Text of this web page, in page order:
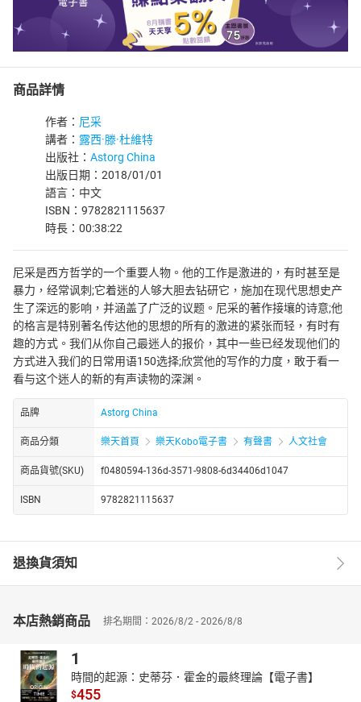
商品詳情
作者： 尼采
講者： 露西·滕·杜維特
出版社： Astorg China
出版日期：2018/01/01
語言：中文
ISBN：9782821115637
時長：00:38:22
尼采是西方哲学的一个重要人物。他的工作是激进的，有时甚至是
暴力，经常讽刺;它着迷的人够大胆去钻研它，施加在现代思想史产
生了深远的影响，并涵盖了广泛的议题。尼采的著作接壤的诗意;他
的格言是特别著名传达他的思想的所有的激进的紧张而轻，有时有
趣的方式。我们从你自己最迷人的报价，其中一些已经发现他们的
方式进入我们的日常用语150选择;欣赏他的写作的力度，敢于看一
看与这个迷人的新的有声读物的深渊。
品牌 Astorg China
商品分類 樂天首頁 樂天Kobo電子書 有聲書 人文社會
商品貨號(SKU) f0480594-136d-3571-9808-6d34406d1047
ISBN 9782821115637
退換貨須知
本店熱銷商品 排名期間：2026/8/2 - 2026/8/8
1
時間的起源：史蒂芬．霍金的最終理論【電子書】
$455